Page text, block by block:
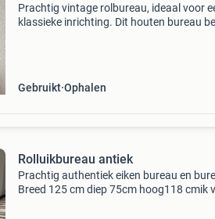
Prachtig vintage rolbureau, ideaal voor
klassieke inrichting. Dit houten bureau
Gebruikt Ophalen
Rolluikbureau antiek
Prachtig authentiek eiken bureau en
Breed 125 cm diep 75cm hoog118 cmik